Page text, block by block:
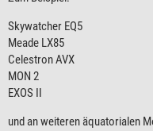
Skywatcher EQ5
Meade LX85
Celestron AVX
MON 2
EXOS II
und an weiteren äquatorialen